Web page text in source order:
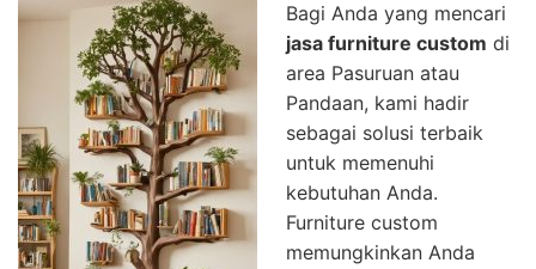
Bagi Anda yang mencari
jasa furniture custom di
area Pasuruan atau
Pandaan, kami hadir
sebagai solusi terbaik
untuk memenuhi
kebutuhan Anda.
Furniture custom
memungkinkan Anda